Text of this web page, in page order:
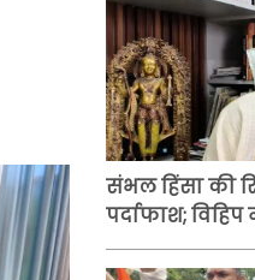
संभल हिंसा की
पर्दाफाश;